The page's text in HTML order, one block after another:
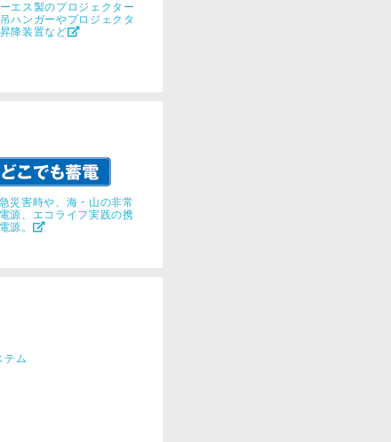
エス製のプロジェクター
ハンガーやプロジェクタ
降装置など
災害時や、海・山の非常
源、エコライフ実践の携
源。
テム